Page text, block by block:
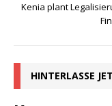
Kenia plant
HINTERLASSE